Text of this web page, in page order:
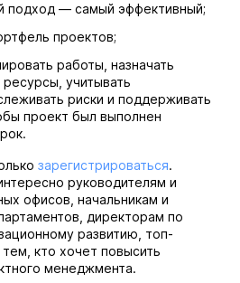
подход — самый эффективный;
проектов;
работы, назначать
учитывать
риски и поддерживать
проект был выполнен
зарегистрироваться.
руководителям и
офисов, начальникам и
директорам по
развитию, топ-
кто хочет повысить
менеджмента.